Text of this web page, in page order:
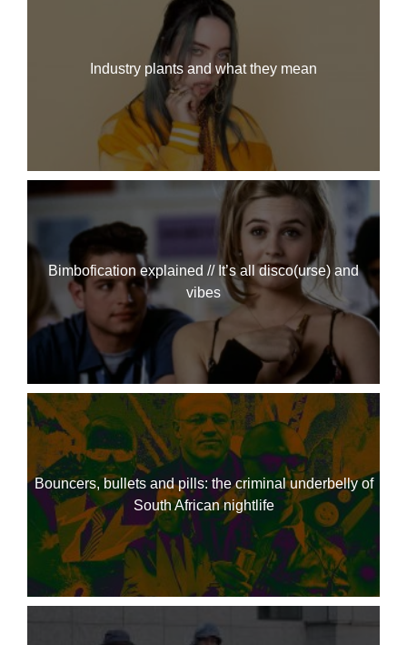
Industry plants and what they mean
Bimbofication explained // It’s all disco(urse) and
vibes
Bouncers, bullets and pills: the criminal underbelly of
South African nightlife